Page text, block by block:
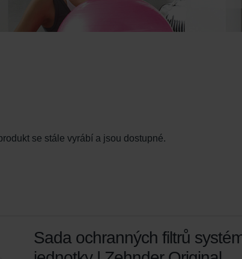
se stále vyrábí a jsou dostupné.
Sada ochranných filtrů